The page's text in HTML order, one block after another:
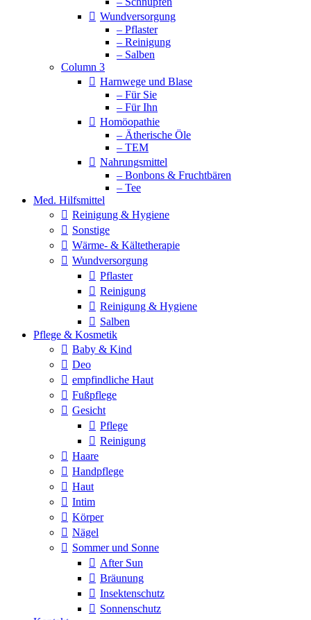
Wundversorgung
– Pflaster
– Reinigung
– Salben
Column 3
Harnwege und Blase
– Für Sie
– Für Ihn
Homöopathie
– Ätherische Öle
– TEM
Nahrungsmittel
– Bonbons & Fruchtbären
– Tee
Med. Hilfsmittel
Reinigung & Hygiene
Sonstige
Wärme- & Kältetherapie
Wundversorgung
Pflaster
Reinigung
Reinigung & Hygiene
Salben
Pflege & Kosmetik
Baby & Kind
Deo
empfindliche Haut
Fußpflege
Gesicht
Pflege
Reinigung
Haare
Handpflege
Haut
Intim
Körper
Nägel
Sommer und Sonne
After Sun
Bräunung
Insektenschutz
Sonnenschutz